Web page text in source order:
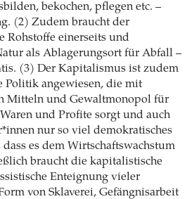
bekochen, pflegen etc. –
(2) Zudem braucht der
Rohstoffe einerseits und
als Ablagerungsort für Abfall –
(3) Der Kapitalismus ist zudem
Politik angewiesen, die mit
Mitteln und Gewaltmonopol für
und Profite sorgt und auch
nur so viel demokratisches
es dem Wirtschaftswachstum
braucht die kapitalistische
Enteignung vieler
von Sklaverei, Gefängnisarbeit